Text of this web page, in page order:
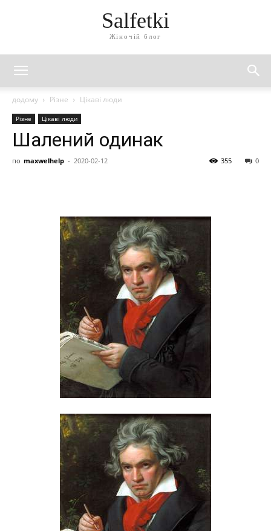
Salfetki
Жіночій блог
додому Різне Цікаві люди
Різне Цікаві люди
Шалений одинак
по maxwelhelp - 2020-02-12 0
355